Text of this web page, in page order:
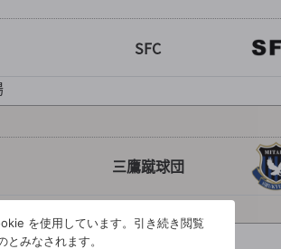
SFC
三鷹蹴球団
を使用しています。引き続き閲覧
みなされます。